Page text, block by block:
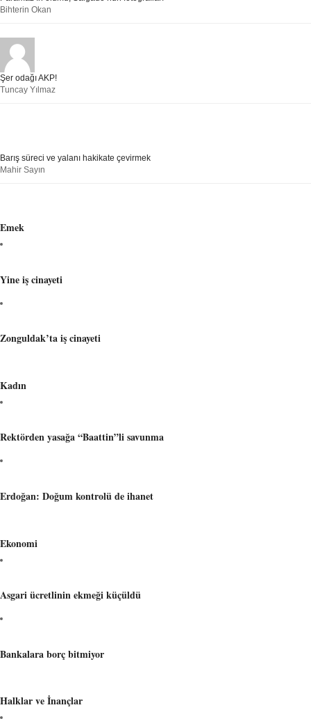
Bihterin Okan
Şer odağı AKP!
Tuncay Yılmaz
Barış süreci ve yalanı hakikate çevirmek
Mahir Sayın
Emek
Yine iş cinayeti
Zonguldak’ta iş cinayeti
Kadın
Rektörden yasağa “Baattin”li savunma
Erdoğan: Doğum kontrolü de ihanet
Ekonomi
Asgari ücretlinin ekmeği küçüldü
Bankalara borç bitmiyor
Halklar ve İnançlar